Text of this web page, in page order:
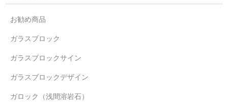
お勧め商品
ガラスブロック
ガラスブロックサイン
ガラスブロックデザイン
ガロック（浅間溶岩石）